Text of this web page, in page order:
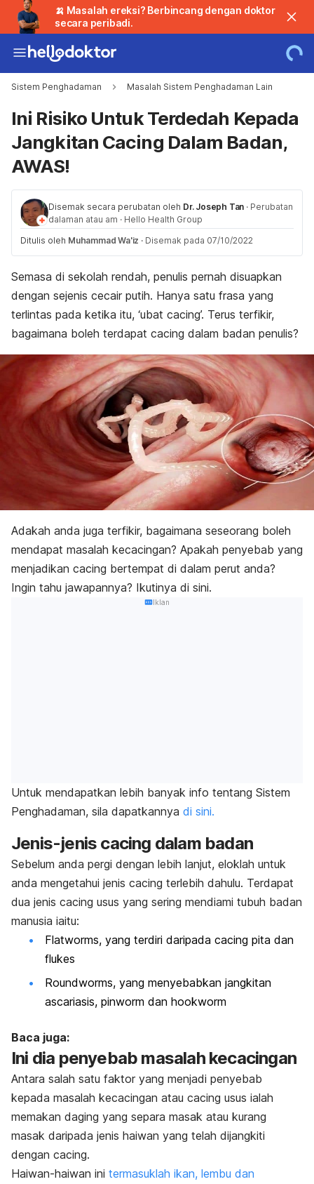
🍌 Masalah ereksi? Berbincang dengan doktor
secara peribadi.
Sistem Penghadaman Masalah Sistem Penghadaman Lain
Ini Risiko Untuk Terdedah Kepada
Jangkitan Cacing Dalam Badan,
AWAS!
Disemak secara perubatan oleh Dr. Joseph Tan · Perubatan
dalaman atau am · Hello Health Group
Ditulis oleh Muhammad Wa'iz · Disemak pada 07/10/2022
Semasa di sekolah rendah, penulis pernah disuapkan
dengan sejenis cecair putih. Hanya satu frasa yang
terlintas pada ketika itu, ‘ubat cacing’. Terus terfikir,
bagaimana boleh terdapat cacing dalam badan penulis?
Adakah anda juga terfikir, bagaimana seseorang boleh
mendapat masalah kecacingan? Apakah penyebab yang
menjadikan cacing bertempat di dalam perut anda?
Ingin tahu jawapannya? Ikutinya di sini.
Iklan
Untuk mendapatkan lebih banyak info tentang Sistem
Penghadaman, sila dapatkannya di sini.
Jenis-jenis cacing dalam badan
Sebelum anda pergi dengan lebih lanjut, eloklah untuk
anda mengetahui jenis cacing terlebih dahulu. Terdapat
dua jenis cacing usus yang sering mendiami tubuh badan
manusia iaitu:
Flatworms, yang terdiri daripada cacing pita dan
flukes
Roundworms, yang menyebabkan jangkitan
ascariasis, pinworm dan hookworm
Baca juga:
Ini dia penyebab masalah kecacingan
Antara salah satu faktor yang menjadi penyebab
kepada masalah kecacingan atau cacing usus ialah
memakan daging yang separa masak atau kurang
masak daripada jenis haiwan yang telah dijangkiti
dengan cacing.
Haiwan-haiwan ini termasuklah ikan, lembu dan